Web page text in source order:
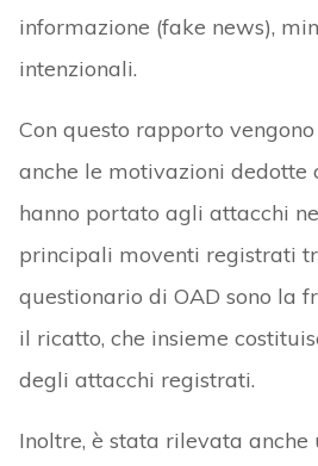
informazione (fake news),
intenzionali.
Con questo rapporto
anche le motivazioni dedotte
hanno portato agli attacchi
principali moventi registrati
questionario di OAD sono la
il ricatto, che insieme
degli attacchi registrati.
Inoltre, è stata rilevata anche